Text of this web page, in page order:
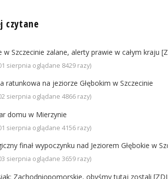
czytane
w Szczecinie zalane, alerty prawie w całym kraju
sierpnia oglądane 8429 razy)
ratunkowa na jeziorze Głębokim w Szczecinie
sierpnia oglądane 4866 razy)
domu w Mierzynie
sierpnia oglądane 4156 razy)
finał wypoczynku nad Jeziorem Głębokie w
sierpnia oglądane 3659 razy)
Zachodniopomorskie, obyśmy tutaj zostali